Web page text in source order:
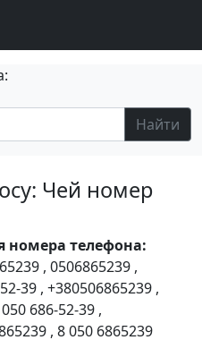
Найти
Чей номер
номера телефона:
, 0506865239 ,
39 , +380506865239 ,
686-52-39 ,
, 8 050 6865239